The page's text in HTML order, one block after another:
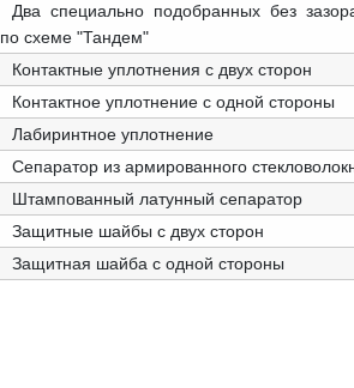
Два специально подобранных без
по схеме "Тандем"
Контактные уплотнения с двух сторон
Контактное уплотнение с одной стороны
Лабиринтное уплотнение
Сепаратор из армированного
Штампованный латунный сепаратор
Защитные шайбы с двух сторон
Защитная шайба с одной стороны